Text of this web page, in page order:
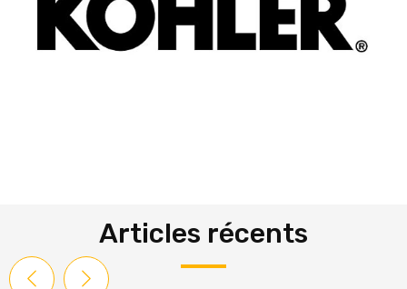
Articles récents